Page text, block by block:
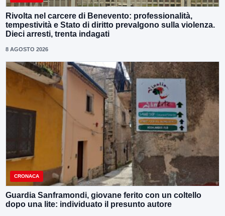
Rivolta nel carcere di Benevento: professionalità,
tempestività e Stato di diritto prevalgono sulla violenza.
Dieci arresti, trenta indagati
8 AGOSTO 2026
CRONACA
Guardia Sanframondi, giovane ferito con un coltello
dopo una lite: individuato il presunto autore